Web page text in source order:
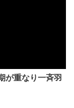
が重なり一斉羽